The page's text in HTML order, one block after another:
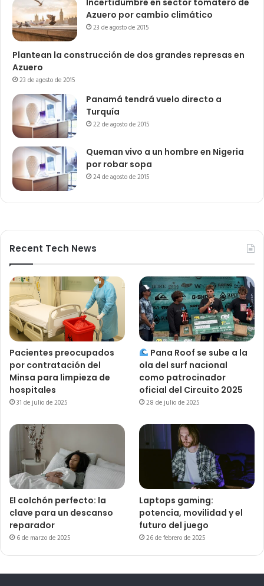
Azuero por cambio climático
23 de agosto de 2015
Plantean la construcción de dos grandes represas en
Azuero
23 de agosto de 2015
Panamá tendrá vuelo directo a
Turquía
22 de agosto de 2015
Queman vivo a un hombre en Nigeria
por robar sopa
24 de agosto de 2015
Recent Tech News
Pacientes preocupados
por contratación del
Minsa para limpieza de
hospitales
31 de julio de 2025
Pana Roof se sube a la
ola del surf nacional
como patrocinador
oficial del Circuito 2025
28 de julio de 2025
El colchón perfecto: la
clave para un descanso
reparador
6 de marzo de 2025
Laptops gaming:
potencia, movilidad y el
futuro del juego
26 de febrero de 2025